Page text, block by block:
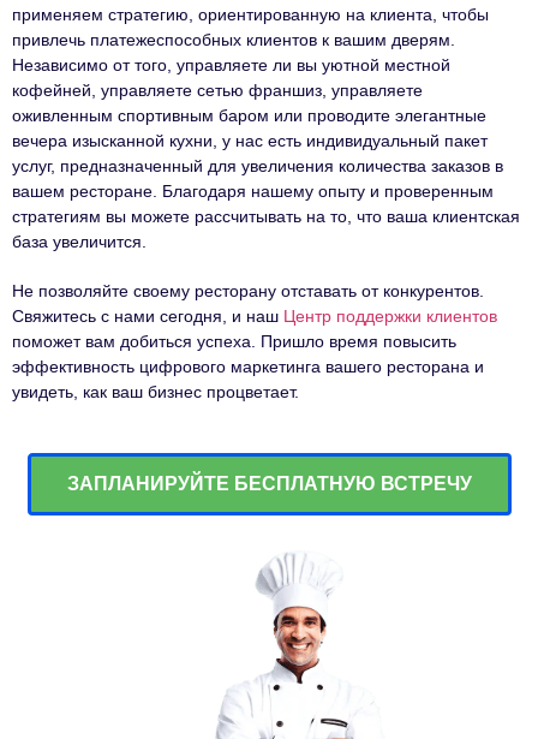
применяем стратегию, ориентированную на клиента, чтобы
привлечь платежеспособных клиентов к вашим дверям.
Независимо от того, управляете ли вы уютной местной
кофейней, управляете сетью франшиз, управляете
оживленным спортивным баром или проводите элегантные
вечера изысканной кухни, у нас есть индивидуальный пакет
услуг, предназначенный для увеличения количества заказов в
вашем ресторане. Благодаря нашему опыту и проверенным
стратегиям вы можете рассчитывать на то, что ваша клиентская
база увеличится.
Не позволяйте своему ресторану отставать от конкурентов.
Свяжитесь с нами сегодня, и наш Центр поддержки клиентов
поможет вам добиться успеха. Пришло время повысить
эффективность цифрового маркетинга вашего ресторана и
увидеть, как ваш бизнес процветает.
ЗАПЛАНИРУЙТЕ БЕСПЛАТНУЮ ВСТРЕЧУ